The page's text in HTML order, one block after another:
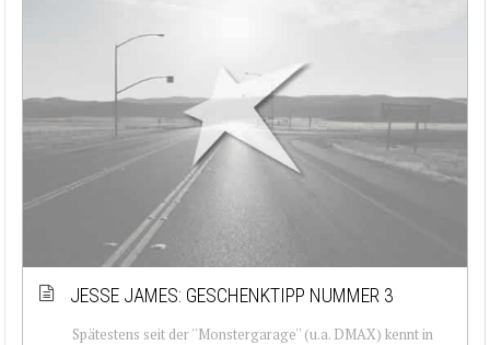
JESSE JAMES: GESCHENKTIPP NUMMER 3
Spätestens seit der ''Monstergarage'' (u.a. DMAX) kennt in